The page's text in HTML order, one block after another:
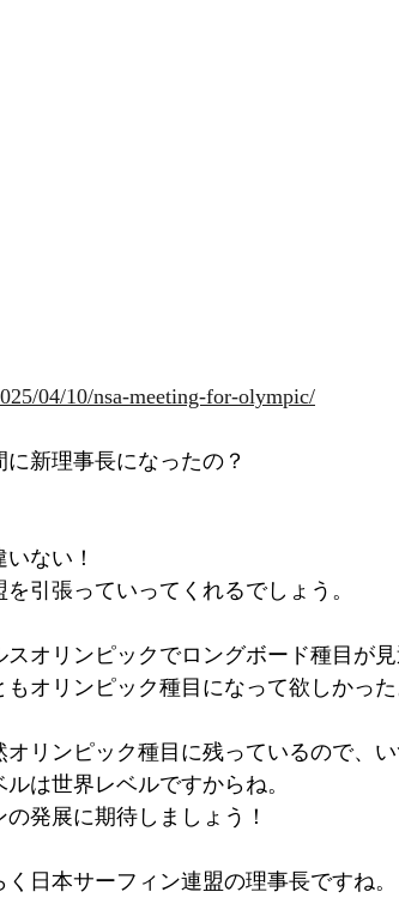
04/10/nsa-meeting-for-olympic/
新理事長になったの？
ない！
引張っていってくれるでしょう。
スオリンピックでロングボード種目が見
オリンピック種目になって欲しかった
リンピック種目に残っているので、
は世界レベルですからね。
発展に期待しましょう！
日本サーフィン連盟の理事長ですね。